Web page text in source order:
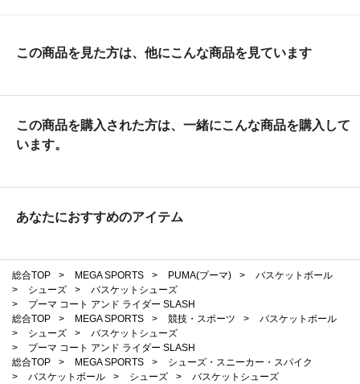
この商品を見た方は、他にこんな商品を見ています
この商品を購入された方は、一緒にこんな商品を購入して
います。
あなたにおすすめのアイテム
総合TOP > MEGA SPORTS > PUMA(プーマ) >
バスケットボール
>
シューズ >
バスケットシューズ
>
プーマ コート アンド ライダー SLASH
総合TOP
> MEGA SPORTS > 競技・スポーツ >
バスケットボール
>
シューズ >
バスケットシューズ
>
プーマ コート アンド ライダー SLASH
総合TOP
> MEGA SPORTS >
シューズ・スニーカー・スパイク
>
バスケットボール > シューズ >
バスケットシューズ